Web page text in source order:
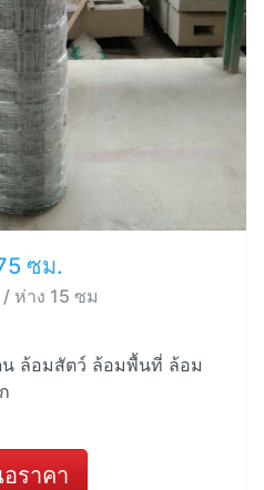
ซม.
ห่าง 15 ซม
น ล้อมสัตว์ ล้อมพื้นที่ ล้อม
ราคา